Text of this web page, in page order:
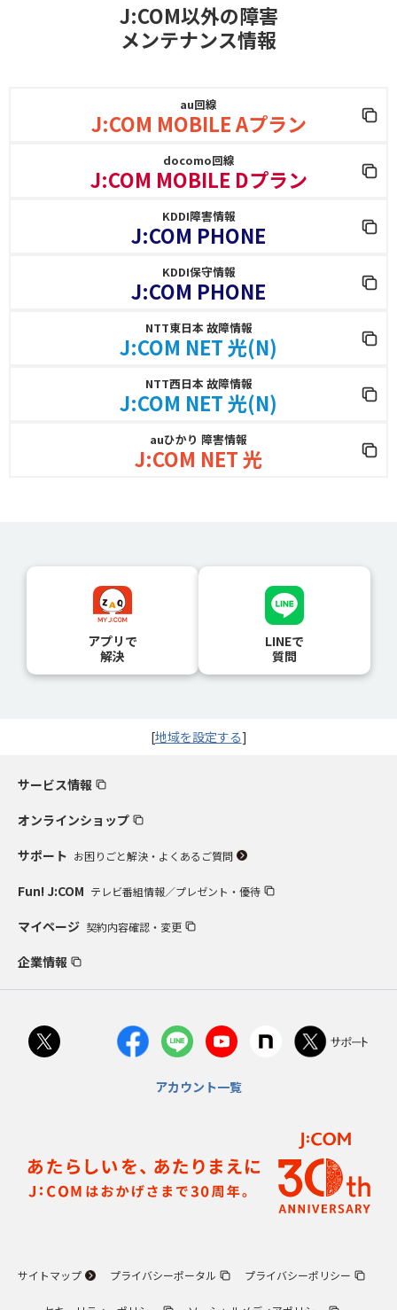
J:COM以外の障害
メンテナンス情報
au回線
J:COM MOBILE Aプラン
docomo回線
J:COM MOBILE Dプラン
KDDI障害情報
J:COM PHONE
KDDI保守情報
J:COM PHONE
NTT東日本 故障情報
J:COM NET 光(N)
NTT西日本 故障情報
J:COM NET 光(N)
auひかり 障害情報
J:COM NET 光
アプリで
解決
LINEで
質問
[地域を設定する]
サービス情報
オンラインショップ
サポート お困りごと解決・よくあるご質問
Fun! J:COM テレビ番組情報／プレゼント・優待
マイページ 契約内容確認・変更
企業情報
アカウント一覧
サイトマップ プライバシーポータル プライバシーポリシー